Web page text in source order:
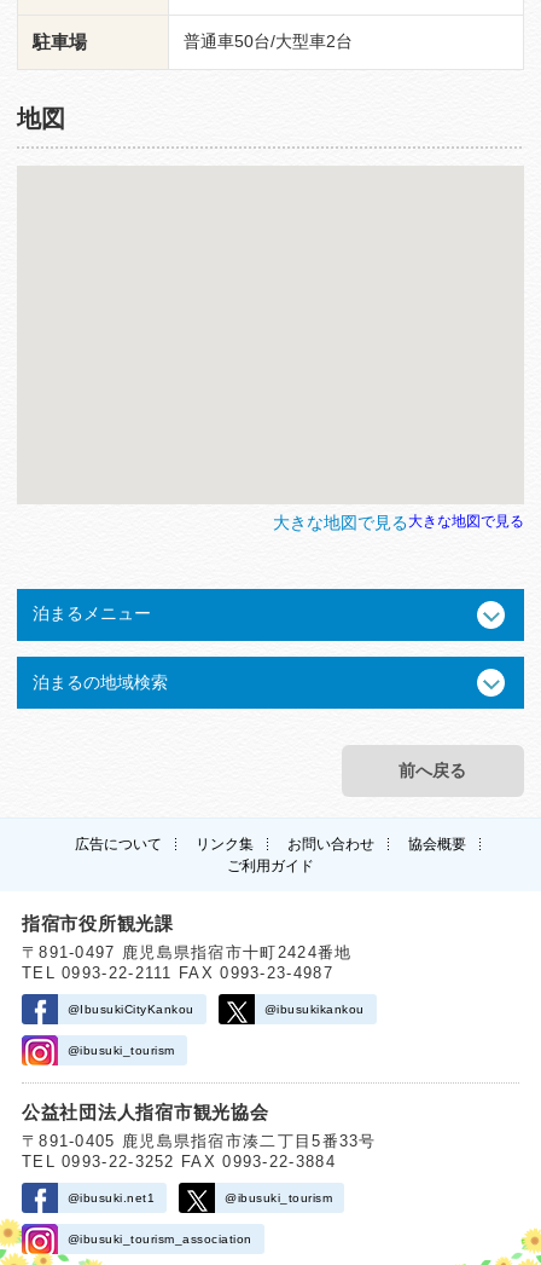
駐車場 普通車50台/大型車2台
地図
大きな地図で見る
大きな地図で見る
泊まるメニュー
泊まるの地域検索
前へ戻る
広告について リンク集 お問い合わせ
協会概要
ご利用ガイド
指宿市役所観光課
〒891-0497 鹿児島県指宿市十町2424番地
TEL 0993-22-2111 FAX 0993-23-4987
@IbusukiCityKankou @ibusukikankou
@ibusuki_tourism
公益社団法人指宿市観光協会
〒891-0405 鹿児島県指宿市湊二丁目5番33号
TEL 0993-22-3252 FAX 0993-22-3884
@ibusuki.net1 @ibusuki_tourism
@ibusuki_tourism_association